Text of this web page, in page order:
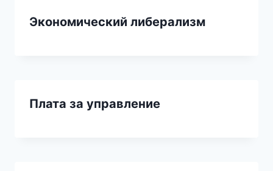
Экономический либерализм
Плата за управление